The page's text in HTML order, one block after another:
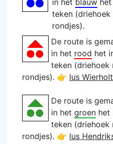
in het blauw
teken
rondjes).
De route is
in het rood het
teken (driehoek
rondjes). 👉 lus Wierholt
De route is
in het groen het
teken (driehoek
rondjes). 👉 lus